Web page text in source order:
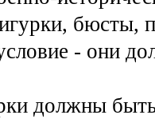
бюсты,
- они
должны